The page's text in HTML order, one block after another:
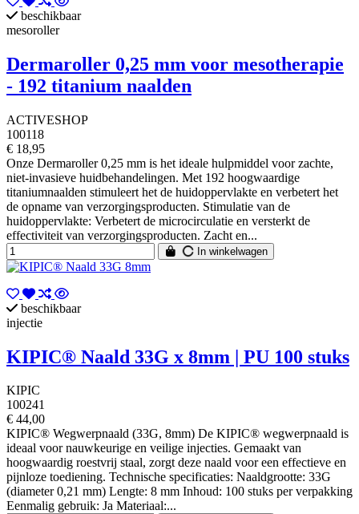
beschikbaar
mesoroller
Dermaroller 0,25 mm voor mesotherapie
- 192 titanium naalden
ACTIVESHOP
100118
€ 18,95
Onze Dermaroller 0,25 mm is het ideale hulpmiddel voor zachte,
niet-invasieve huidbehandelingen. Met 192 hoogwaardige
titaniumnaalden stimuleert het de huidoppervlakte en verbetert het
de opname van verzorgingsproducten. Stimulatie van de
huidoppervlakte: Verbetert de microcirculatie en versterkt de
effectiviteit van verzorgingsproducten. Zacht en...
In winkelwagen
beschikbaar
injectie
KIPIC® Naald 33G x 8mm | PU 100 stuks
KIPIC
100241
€ 44,00
KIPIC® Wegwerpnaald (33G, 8mm) De KIPIC® wegwerpnaald is
ideaal voor nauwkeurige en veilige injecties. Gemaakt van
hoogwaardig roestvrij staal, zorgt deze naald voor een effectieve en
pijnloze toediening. Technische specificaties: Naaldgrootte: 33G
(diameter 0,21 mm) Lengte: 8 mm Inhoud: 100 stuks per verpakking
Eenmalig gebruik: Ja Materiaal:...